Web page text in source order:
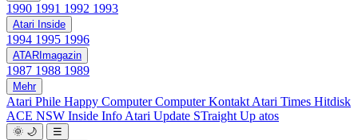
1990 1991 1992 1993
Atari Inside
1994 1995 1996
ATARImagazin
1987 1988 1989
Mehr
Atari Phile Happy ComputerComputer Kontakt Atari Times Hitdisk
ACE NSW Inside Info Atari Update STraight Up atos
🌞 🌙
☰